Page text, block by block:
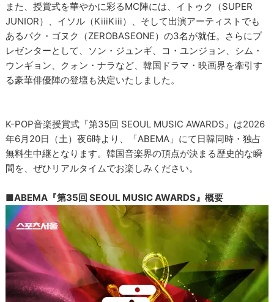
また、授賞式を華やかに彩るMC陣には、イトゥク（SUPER
JUNIOR）、イソル（KiiiKiii）、そして出演アーティストでも
あるパク・ゴヌク（ZEROBASEONE）の3名が就任。さらにプ
レゼンターとして、ソン・ジュンギ、コ・ユンジョン、シム・
ウンギョン、クォン・ナラなど、韓国ドラマ・映画界を牽引す
る豪華俳優陣の登壇も決定いたしました。
K-POP音楽授賞式『第35回 SEOUL MUSIC AWARDS』は2026
年6月20日（土）夜6時より、「ABEMA」にて日韓同時・独占
無料生中継となります。韓国音楽界の頂点が決まる歴史的な瞬
間を、ぜひリアルタイムでお楽しみください。
■ABEMA『第35回 SEOUL MUSIC AWARDS』概要